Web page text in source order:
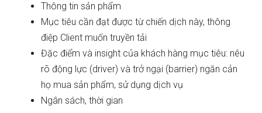
Thông tin sản phẩm
Mục tiêu cần đạt được từ chiến dịch này, thông
điệp Client muốn truyền tải
Đặc điểm và insight của khách hàng mục tiêu: nêu
rõ động lực (driver) và trở ngại (barrier) ngăn cản
họ mua sản phẩm, sử dụng dịch vụ
Ngân sách, thời gian